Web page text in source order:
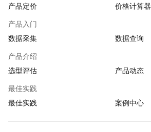
产品定价
价格计算器
产品入门
数据采集
数据查询
产品介绍
选型评估
产品动态
最佳实践
最佳实践
案例中心